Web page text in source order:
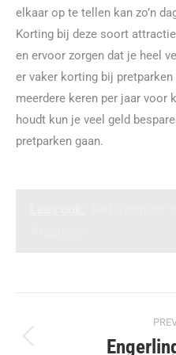
elkaar op te tellen kan zo’n
Korting bij deze soort
en ervoor zorgen dat je heel
er vaker korting bij pretparken
meerdere keren per jaar voor
houdt kun je veel geld
pretparken gaan.
navigation